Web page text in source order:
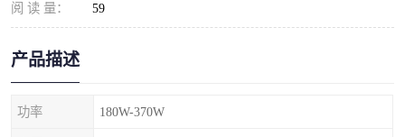
阅 读 量： 59
产品描述
功率 180W-370W